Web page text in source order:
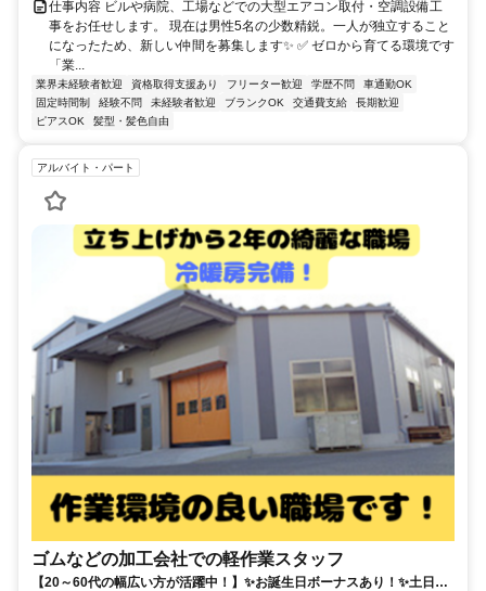
仕事内容 ビルや病院、工場などでの大型エアコン取付・空調設備工
事をお任せします。 現在は男性5名の少数精鋭。一人が独立すること
になったため、新しい仲間を募集します✨ ✅ ゼロから育てる環境です
「業...
業界未経験者歓迎 資格取得支援あり フリーター歓迎 学歴不問
車通勤OK
固定時間制
経験不問 未経験者歓迎 ブランクOK 交通費支給
長期歓迎
ピアスOK
髪型・髪色自由
アルバイト・パート
ゴムなどの加工会社での軽作業スタッフ
【20～60代の幅広い方が活躍中！】✨お誕生日ボーナスあり！✨土日祝